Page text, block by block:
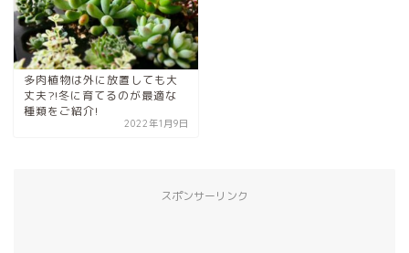
多肉植物は外に放置しても大
丈夫?!冬に育てるのが最適な
種類をご紹介!
2022年1月9日
スポンサーリンク